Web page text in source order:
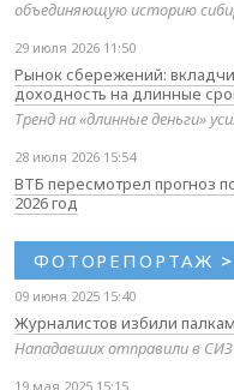
объединяющую историю
29 июля 2026 11:50
Рынок сбережений:
доходность на длинные
Тренд на «длинные деньги»
28 июля 2026 15:54
ВТБ пересмотрел прогноз
2026 год
ФОТОРЕПОРТАЖ >
09 июня 2025 15:40
Журналистов избили
Нападавших отправили в
19 мая 2025 15:15